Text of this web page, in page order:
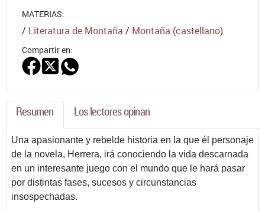
MATERIAS:
/ Literatura de Montaña / Montaña (castellano)
Compartir en:
Resumen Los lectores opinan
Una apasionante y rebelde historia en la que él personaje
de la novela, Herrera, irá conociendo la vida descarnada
en un interesante juego con el mundo que le hará pasar
por distintas fases, sucesos y circunstancias
insospechadas.